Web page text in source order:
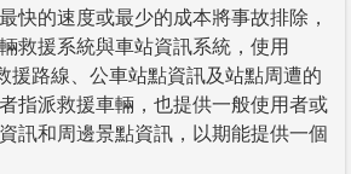
快的速度或最少的成本將事故排除，
救援系統與車站資訊系統，使用
援路線、公車站點資訊及站點周遭的
指派救援車輛，也提供一般使用者或
訊和周邊景點資訊，以期能提供一個